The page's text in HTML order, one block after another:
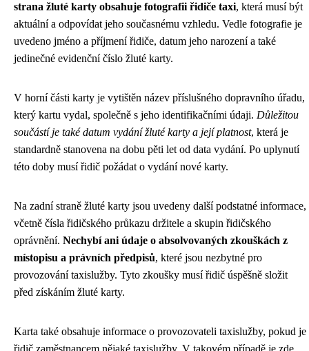
strana žluté karty obsahuje fotografii řidiče taxi, která musí být
aktuální a odpovídat jeho současnému vzhledu. Vedle fotografie je
uvedeno jméno a příjmení řidiče, datum jeho narození a také
jedinečné evidenční číslo žluté karty.
V horní části karty je vytištěn název příslušného dopravního úřadu,
který kartu vydal, společně s jeho identifikačními údaji. Důležitou
součástí je také datum vydání žluté karty a její platnost, která je
standardně stanovena na dobu pěti let od data vydání. Po uplynutí
této doby musí řidič požádat o vydání nové karty.
Na zadní straně žluté karty jsou uvedeny další podstatné informace,
včetně čísla řidičského průkazu držitele a skupin řidičského
oprávnění. Nechybí ani údaje o absolvovaných zkouškách z
místopisu a právních předpisů, které jsou nezbytné pro
provozování taxislužby. Tyto zkoušky musí řidič úspěšně složit
před získáním žluté karty.
Karta také obsahuje informace o provozovateli taxislužby, pokud je